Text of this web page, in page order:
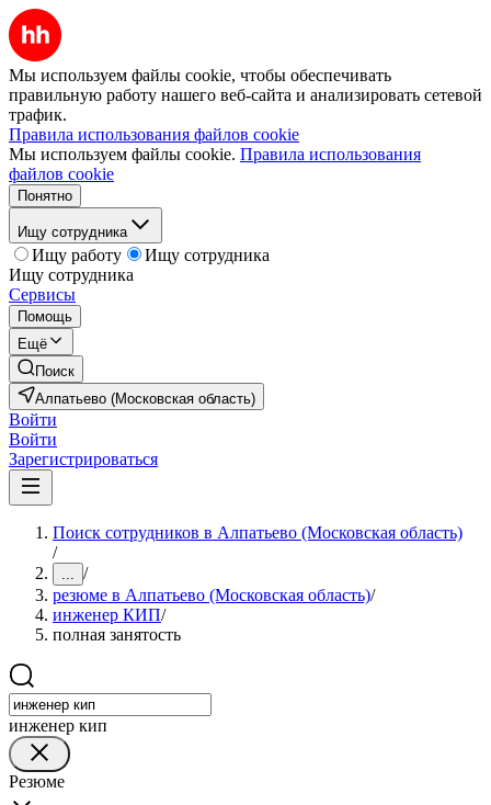
Мы используем файлы cookie, чтобы обеспечивать
правильную работу нашего веб-сайта и анализировать сетевой
трафик.
Правила использования файлов cookie
Мы используем файлы cookie. Правила использования
файлов cookie
Понятно
Ищу сотрудника
Ищу работу
Ищу сотрудника
Ищу сотрудника
Сервисы
Помощь
Ещё
Поиск
Алпатьево (Московская область)
Войти
Войти
Зарегистрироваться
Поиск сотрудников в Алпатьево (Московская область)
/
... /
резюме в Алпатьево (Московская область)/
инженер КИП/
полная занятость
инженер кип
Резюме